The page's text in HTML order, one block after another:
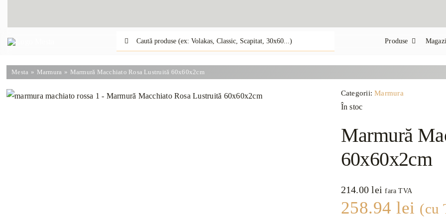
Caută: Produse
Mesta Marmura Marmură Macchiato Rosa Lustruită 60x60x2cm
Categorii:Marmura
În stoc
Marmură
60x60x2cm
214.00lei fara TVA
258.94lei (cu